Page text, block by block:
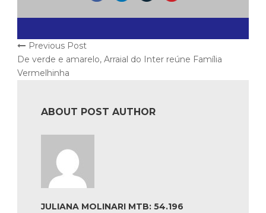
Previous Post
De verde e amarelo, Arraial do Inter reúne Família
Vermelhinha
ABOUT POST AUTHOR
JULIANA MOLINARI MTB: 54.196